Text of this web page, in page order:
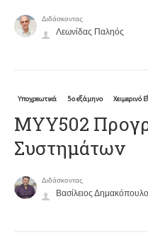
Διδάσκοντας
Λεωνίδας Παληός
Υποχρεωτικά 5ο εξάμηνο Χειμερινό
ΜΥΥ502
Συστημάτων
Διδάσκοντας
Βασίλειος